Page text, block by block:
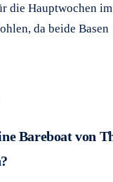
die Hauptwochen im
da beide Basen
Bareboat von